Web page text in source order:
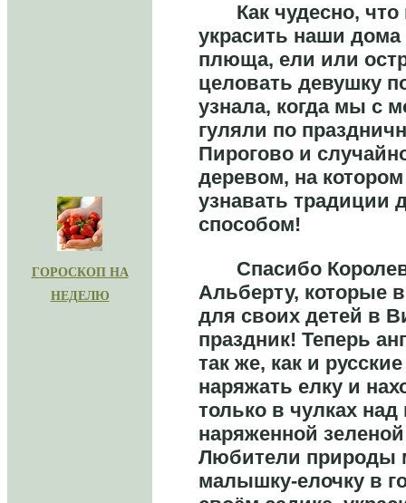
ГОРОСКОП НА
НЕДЕЛЮ
Как чудесно, что
украсить наши
плюща, ели или
целовать девушку
узнала, когда мы с
гуляли по
Пирогово и
деревом, на
узнавать традиции
способом!
Спасибо
Альберту, которые
для своих детей в
праздник! Теперь
так же, как и
наряжать елку и
только в чулках
наряженной
Любители природы
малышку-елочку в